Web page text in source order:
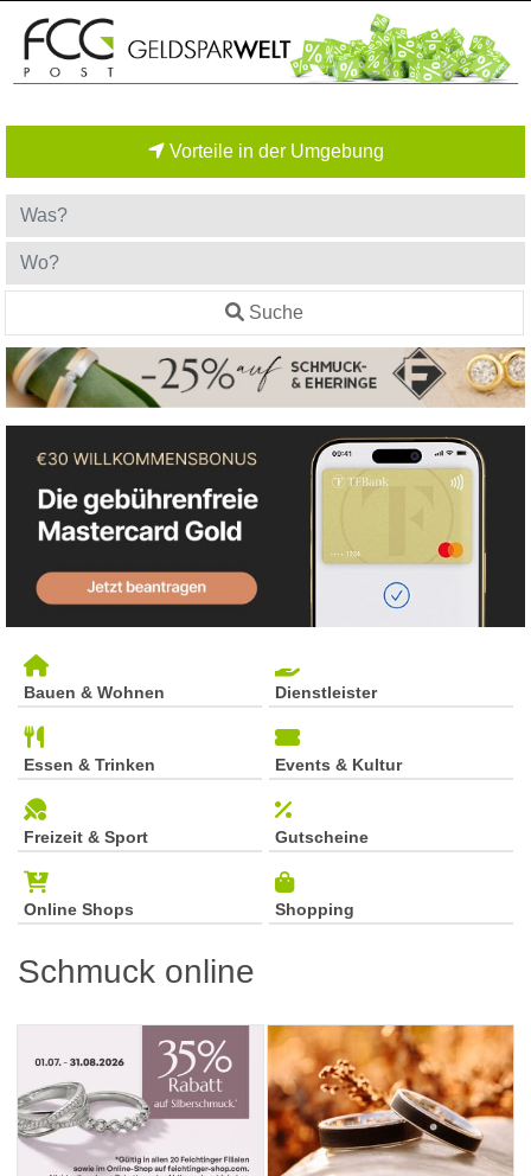
Vorteile in der Umgebung
Suche
Bauen & Wohnen Dienstleister
Essen & Trinken Events & Kultur
Freizeit & Sport Gutscheine
Online Shops Shopping
Schmuck online